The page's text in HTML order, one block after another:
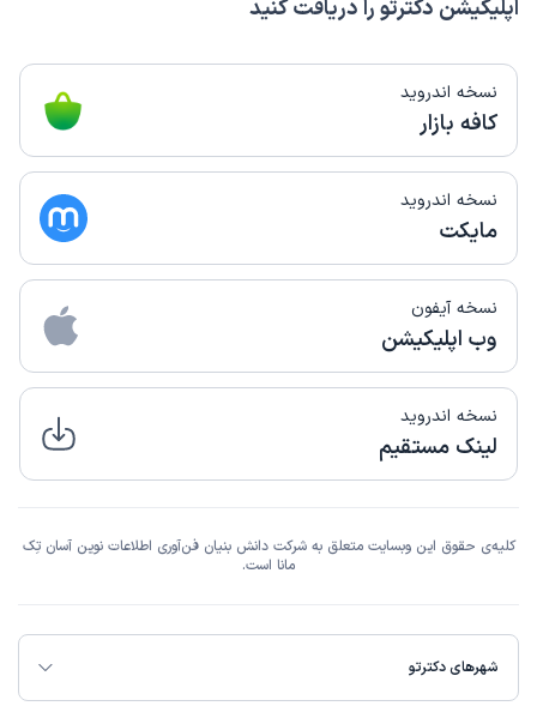
اپلیکیشن دکترتو را دریافت کنید
نسخه اندروید
کافه بازار
نسخه اندروید
مایکت
نسخه آیفون
وب اپلیکیشن
نسخه اندروید
لینک مستقیم
کلیه‌ی حقوق این وبسایت متعلق به شرکت دانش بنیان فن‌آوری اطلاعات نوین آسان تِک
مانا است.
شهرهای دکترتو